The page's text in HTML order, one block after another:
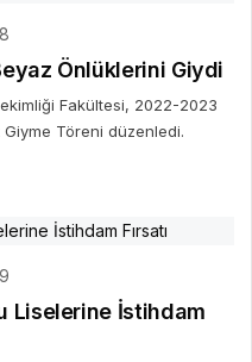
Önlüklerini Giydi
Fakültesi, 2022-2023
Giyme Töreni düzenledi.
Liselerine İstihdam